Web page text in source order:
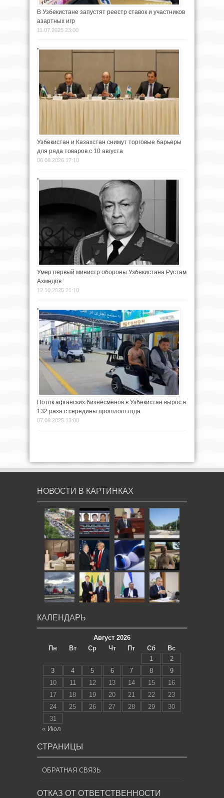
В Узбекистане запустят реестр ставок и участников
азартных игр
11.07.2025 23:00
Узбекистан и Казахстан снимут торговые барьеры
для ряда товаров с 10 августа
06.08.2026 17:10
Умер первый министр обороны Узбекистана Рустам
Ахмедов
12.10.2025 21:10
Поток афганских бизнесменов в Узбекистан вырос в
132 раза с середины прошлого года
07.08.2025 13:00
НОВОСТИ В КАРТИНКАХ
КАЛЕНДАРЬ
Август 2026
Пн
Вт Ср Чт Пт Сб
Вс
1
2
3
4 5 6 7 8
9
10
11 12 13 14 15
16
17
18 19 20 21 22
23
24
25 26 27 28 29
30
31
« Июл
СТРАНИЦЫ
ОБРАТНАЯ СВЯЗЬ
ОТКАЗ ОТ ОТВЕТСТВЕННОСТИ